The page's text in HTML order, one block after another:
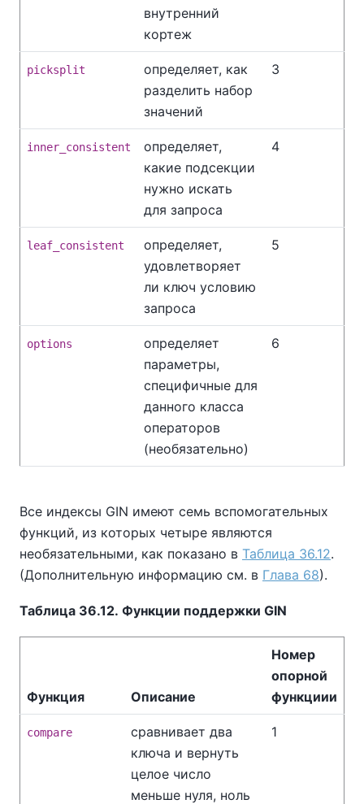
внутренний
кортеж
picksplit
определяет, как
разделить набор
значений
3
inner_consistent
определяет,
какие подсекции
нужно искать
для запроса
4
leaf_consistent
определяет,
удовлетворяет
ли ключ условию
запроса
5
options
определяет
параметры,
специфичные для
данного класса
операторов
(необязательно)
6
Все индексы GIN имеют семь вспомогательных
функций, из которых четыре являются
необязательными, как показано в Таблица 36.12.
(Дополнительную информацию см. в Глава 68).
Таблица 36.12. Функции поддержки GIN
Функция Описание
Номер
опорной
функциии
compare
сравнивает два
ключа и вернуть
целое число
меньше нуля, ноль
1